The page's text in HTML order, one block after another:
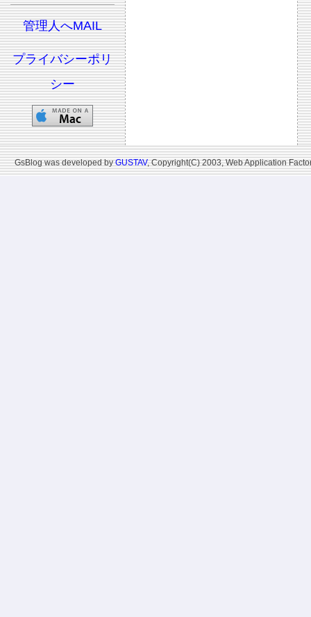
管理人へMAIL
プライバシーポリ
シー
GsBlog was developed byGUSTAV, Copyright(C) 2003, Web Application